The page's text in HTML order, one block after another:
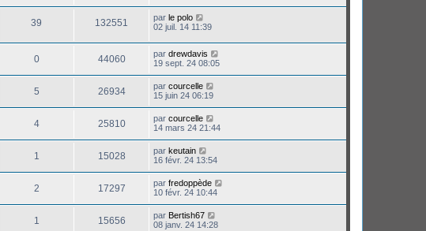
39 132551 par le polo
02 juil. 14 11:39
0 44060 par drewdavis
19 sept. 24 08:05
5 26934 par courcelle
15 juin 24 06:19
4 25810 par courcelle
14 mars 24 21:44
1 15028 par keutain
16 févr. 24 13:54
2 17297 par fredoppède
10 févr. 24 10:44
1 15656 par Bertish67
08 janv. 24 14:28